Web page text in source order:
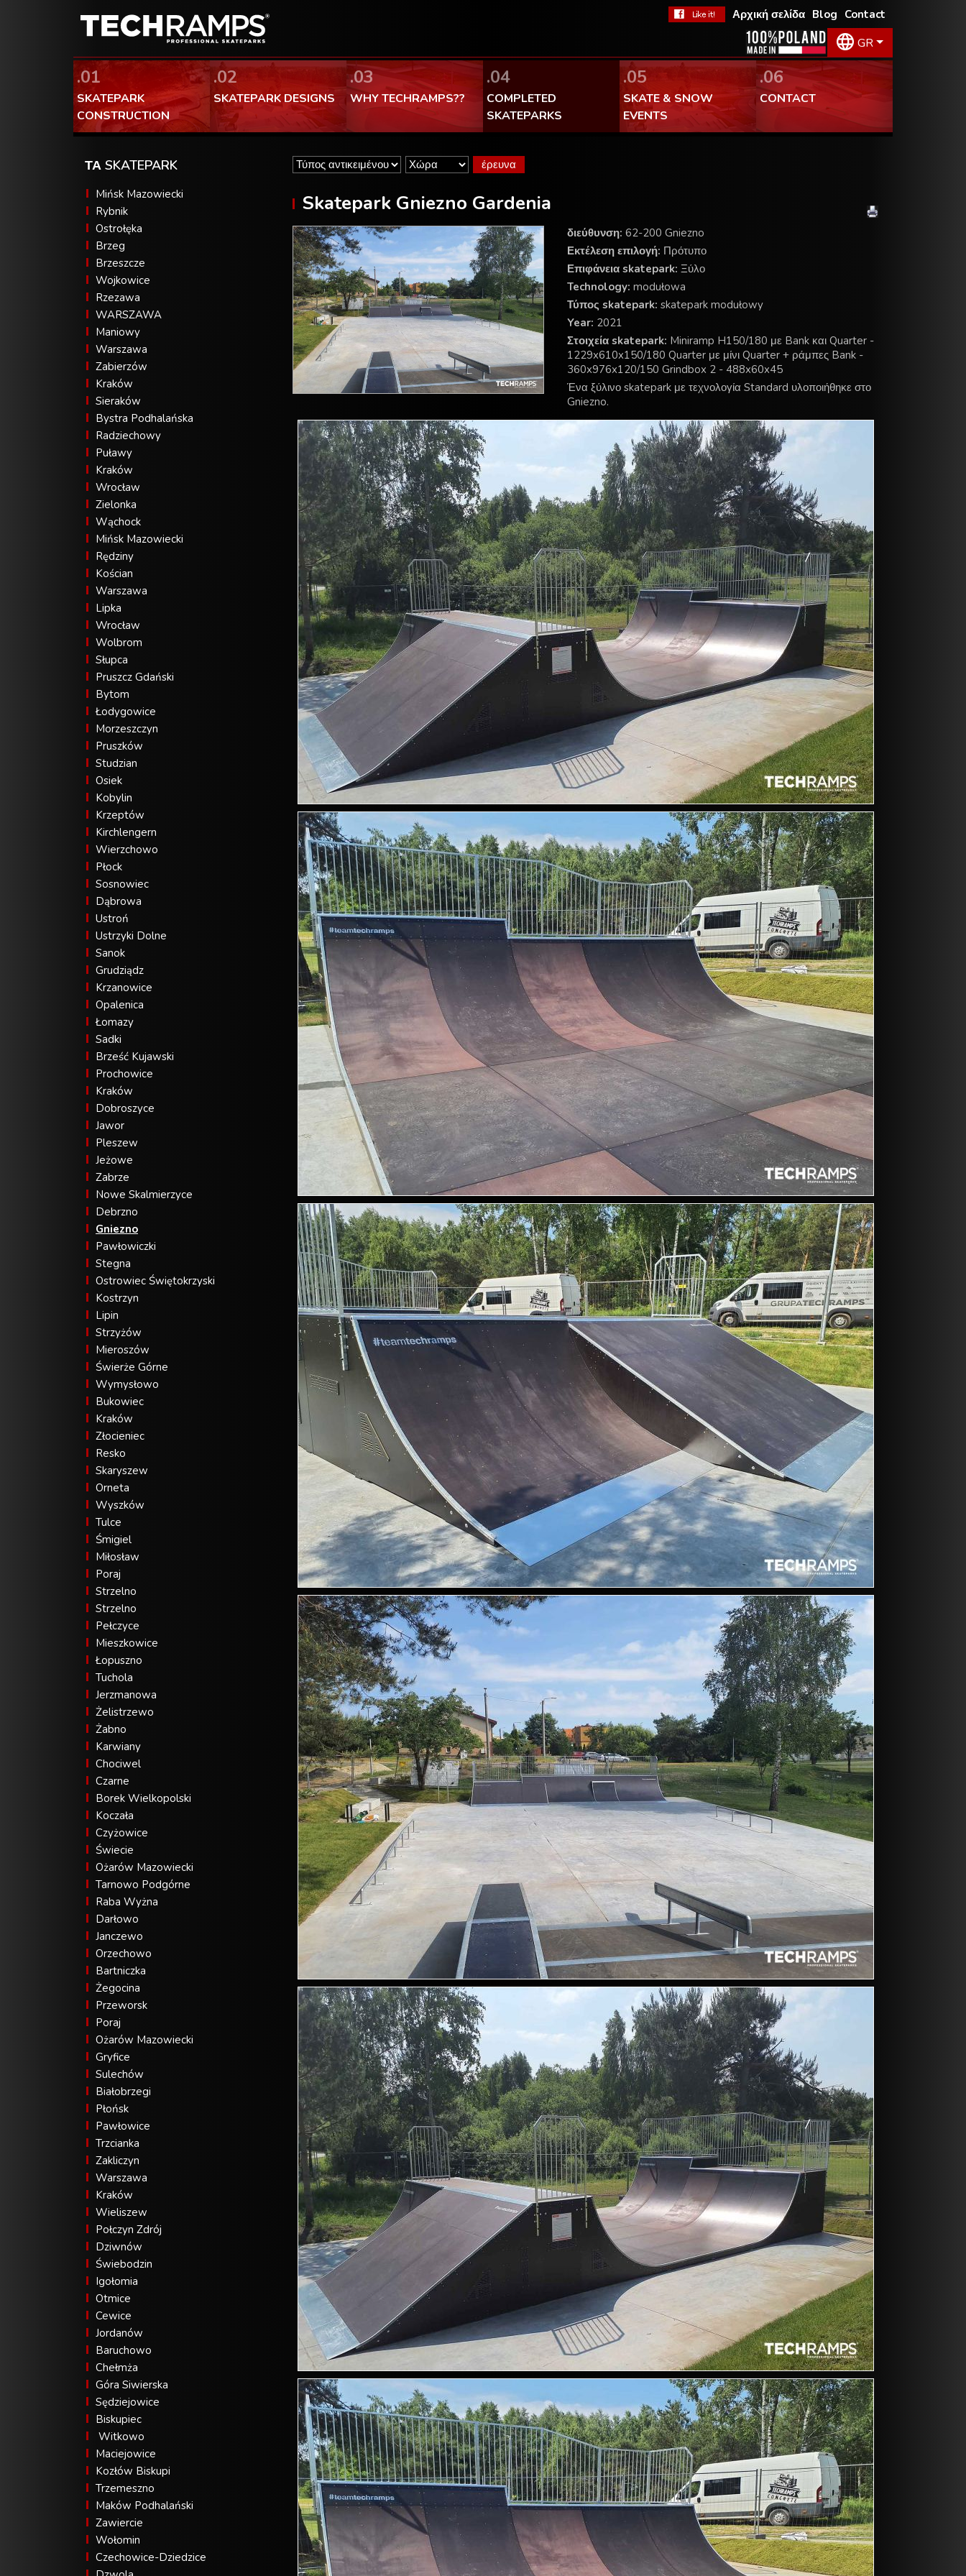
Contact
Blog
Αρχική σελίδα
GR
.01
SKATEPARK
CONSTRUCTION
.02
SKATEPARK DESIGNS
.03
WHY TECHRAMPS??
.04
COMPLETED
SKATEPARKS
.05
SKATE & SNOW
EVENTS
.06
CONTACT
ΤΑ SKATEPARK
Mińsk Mazowiecki
Rybnik
Ostrołęka
Brzeg
Brzeszcze
Wojkowice
Rzezawa
WARSZAWA
Maniowy
Warszawa
Zabierzów
Kraków
Sieraków
Bystra Podhalańska
Radziechowy
Puławy
Kraków
Wrocław
Zielonka
Wąchock
Mińsk Mazowiecki
Rędziny
Kościan
Warszawa
Lipka
Wrocław
Wolbrom
Słupca
Pruszcz Gdański
Bytom
Łodygowice
Morzeszczyn
Pruszków
Studzian
Osiek
Kobylin
Krzeptów
Kirchlengern
Wierzchowo
Płock
Sosnowiec
Dąbrowa
Ustroń
Ustrzyki Dolne
Sanok
Grudziądz
Krzanowice
Opalenica
Łomazy
Sadki
Brześć Kujawski
Prochowice
Kraków
Dobroszyce
Jawor
Pleszew
Jeżowe
Zabrze
Nowe Skalmierzyce
Debrzno
Gniezno
Pawłowiczki
Stegna
Ostrowiec Świętokrzyski
Kostrzyn
Lipin
Strzyżów
Mieroszów
Świerże Górne
Wymysłowo
Bukowiec
Kraków
Złocieniec
Resko
Skaryszew
Orneta
Wyszków
Tulce
Śmigiel
Miłosław
Poraj
Strzelno
Strzelno
Pełczyce
Mieszkowice
Łopuszno
Tuchola
Jerzmanowa
Żelistrzewo
Żabno
Karwiany
Chociwel
Czarne
Borek Wielkopolski
Koczała
Czyżowice
Świecie
Ożarów Mazowiecki
Tarnowo Podgórne
Raba Wyżna
Darłowo
Janczewo
Orzechowo
Bartniczka
Żegocina
Przeworsk
Poraj
Ożarów Mazowiecki
Gryfice
Sulechów
Białobrzegi
Płońsk
Pawłowice
Trzcianka
Zakliczyn
Warszawa
Kraków
Wieliszew
Połczyn Zdrój
Dziwnów
Świebodzin
Igołomia
Otmice
Cewice
Jordanów
Baruchowo
Chełmża
Góra Siwierska
Sędziejowice
Biskupiec
Witkowo
Maciejowice
Kozłów Biskupi
Trzemeszno
Maków Podhalański
Zawiercie
Wołomin
Czechowice-Dziedzice
Skatepark Gniezno Gardenia
διεύθυνση: 62-200 Gniezno
Εκτέλεση επιλογή: Πρότυπο
Επιφάνεια skatepark: Ξύλο
Technology: modułowa
Τύπος skatepark: skatepark modułowy
Year: 2021
Στοιχεία skatepark: Miniramp H150/180 με Bank και Quarter -
1229x610x150/180 Quarter με μίνι Quarter + ράμπες Bank -
360x976x120/150 Grindbox 2 - 488x60x45
Ένα ξύλινο skatepark με τεχνολογία Standard υλοποιήθηκε στο
Gniezno.